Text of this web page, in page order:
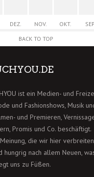
DEZ. NOV. OKT.
BACK TO TOP
ist ein Medien- und
und Fashionshows, Musik
und Premieren,
Promis und Co. beschäftigt.
die wir hier
hungrig nach allem Neuen,
uns zu Füßen.